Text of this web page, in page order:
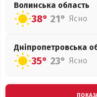
Волинська область
38° 21° Ясно
Дніпропетровська
35° 23° Ясно